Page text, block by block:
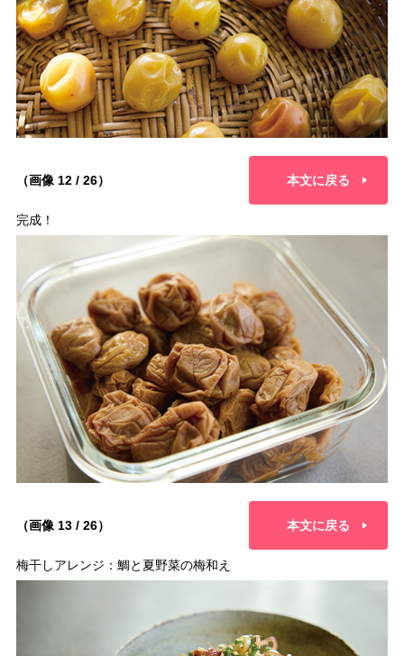
（画像 12 / 26） 本文に戻る
完成！
（画像 13 / 26） 本文に戻る
梅干しアレンジ：鯛と夏野菜の梅和え